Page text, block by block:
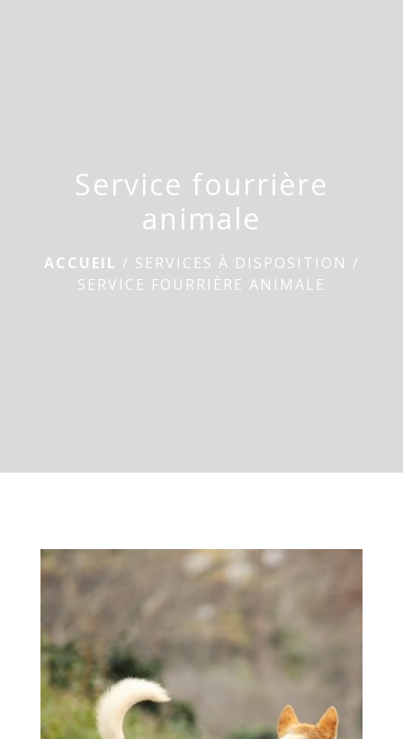
Service fourrière
animale
ACCUEIL / SERVICES À DISPOSITION /
SERVICE FOURRIÈRE ANIMALE